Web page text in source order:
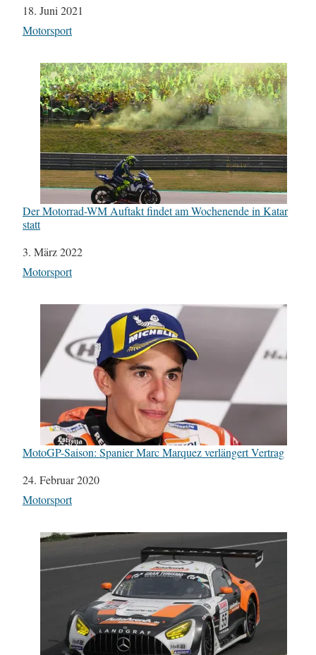
Datum
18. Juni 2021
In Bezug auf
Motorsport
Der Motorrad-WM Auftakt findet am Wochenende in Katar
statt
Datum
3. März 2022
In Bezug auf
Motorsport
MotoGP-Saison: Spanier Marc Marquez verlängert Vertrag
Datum
24. Februar 2020
In Bezug auf
Motorsport